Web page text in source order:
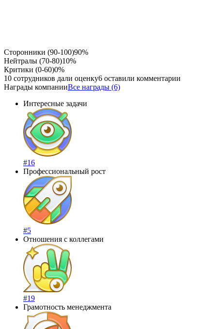
Сторонники (90-100)90%
Нейтралы (70-80)10%
Критики (0-60)0%
10 сотрудников дали оценку6 оставили комментарии
Награды компанииВсе награды (6)
Интересные задачи
#16
Профессиональный рост
#5
Отношения с коллегами
#19
Грамотность менеджмента